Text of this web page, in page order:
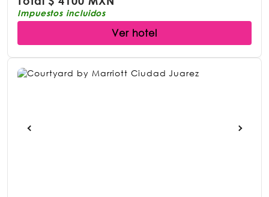
Impuestos incluidos
Ver hotel